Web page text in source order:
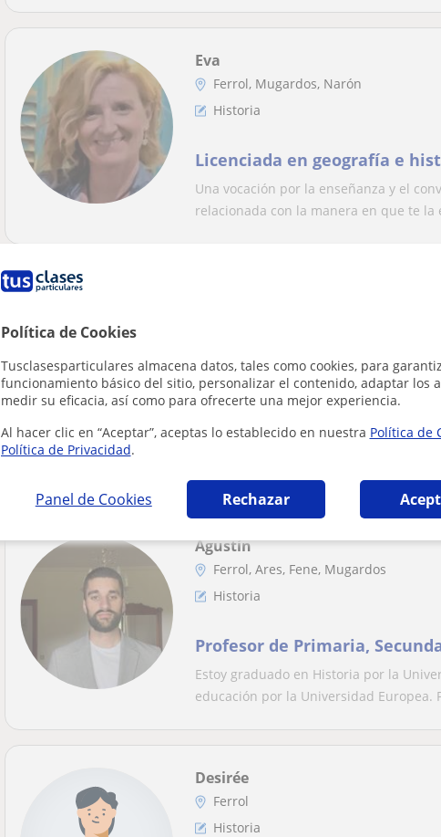
Política de Cookies
Tusclasesparticulares almacena datos, tales como cookies, para
funcionamiento básico del sitio, personalizar el contenido, adaptar los
medir su eficacia, así como para ofrecerte una mejor experiencia.
Al hacer clic en “Aceptar”, aceptas lo establecido en nuestra Política de
Política de Privacidad.
Panel de Cookies Rechazar
Eva
Ferrol, Mugardos, Narón
Historia
Licenciada en geografía e
Una vocación por la enseñanza y el
relacionada con la manera en que te la
Periodista con foco especial
amenas y explicativas con
Soy Lara, una periodista recién
Agustín
Ferrol, Ares, Fene, Mugardos
Historia
Profesor de Primaria,
Estoy graduado en Historia por la
educación por la Universidad Europea.
Desirée
Ferrol
Historia